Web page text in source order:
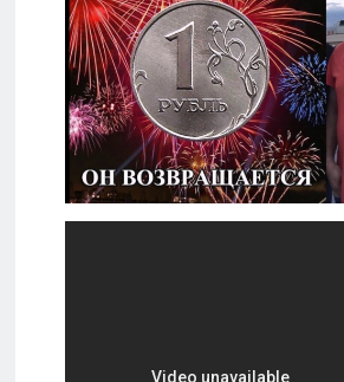
Видео
Сделано
в России
Рунет